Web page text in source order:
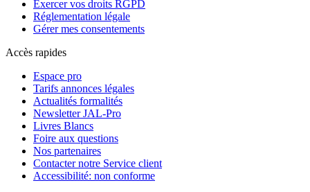
Exercer vos droits RGPD
Réglementation légale
Gérer mes consentements
Accès rapides
Espace pro
Tarifs annonces légales
Actualités formalités
Newsletter JAL-Pro
Livres Blancs
Foire aux questions
Nos partenaires
Contacter notre Service client
Accessibilité: non conforme